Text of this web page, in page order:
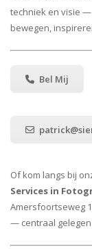
techniek en visie
bewegen,
Bel Mij
Of kom langs bij
Services in
Amersfoortseweg
— centraal